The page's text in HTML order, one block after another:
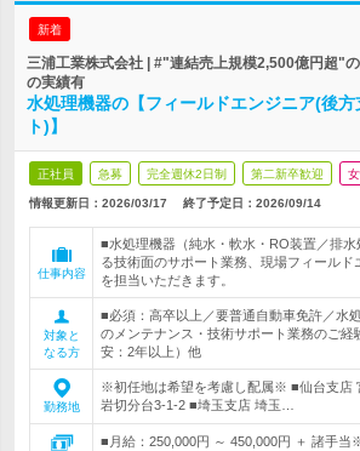
新着
三浦工業株式会社 | #"連結売上規模2,500億円超"
の実績有
水処理機器の【フィールドエンジニア(後
ト)】
正社員 急募 完全週休2日制 第二新卒歓迎
情報更新日：2026/03/17 終了予定日： 2026/09/14
仕事内容
■水処理機器（純水・軟水・RO装置／排
る技術面のサポート業務、現場フィールド
を担当いただきます。
対象と
なる方
■必須：高卒以上／要普通自動車免許／水
のメンテナンス・技術サポート業務のご経
安：2年以上）他
勤務地
※初任地は希望を考慮し配属※ ■仙台支店
岩切分台3-1-2 ■埼玉支店 埼玉…
■月給：250,000円 ～ 450,000円 ＋ 諸手